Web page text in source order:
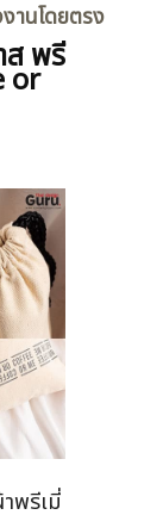
านโดยตรง
ส พรี
or
พรีเมี่